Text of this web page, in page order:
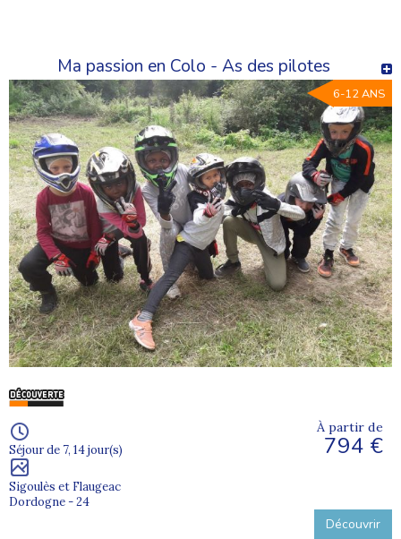
Ma passion en Colo - As des pilotes
6-12 ANS
Séjour de 7, 14 jour(s)
Sigoulès et Flaugeac
Dordogne - 24
À partir de
794 €
Découvrir